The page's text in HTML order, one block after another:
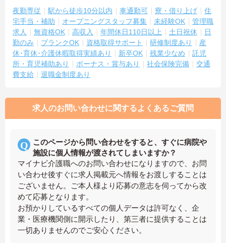
夜勤専従 駅から徒歩10分以内 車通勤可 寮・借り上げ
住
宅手当・補助
オープニングスタッフ募集 未経験OK
管理職
求人
無資格OK 高収入 年間休日110日以上 土日祝休
日
勤のみ
ブランクOK 資格取得サポート 研修制度あり
産
休･育休･介護休暇取得実績あり
新卒OK 残業少なめ
託児
所・育児補助あり
ボーナス・賞与あり 社会保険完備
交通
費支給
退職金制度あり
求人のお問い合わせに関するよくあるご質問
このページから問い合わせをすると、すぐに病院や
施設に個人情報が渡されてしまいますか？
マイナビ介護職へのお問い合わせになりますので、お問
い合わせ後すぐに求人掲載元へ情報をお渡しすることは
ございません。ご本人様より応募の意志を伺ってから改
めて応募となります。
お預かりしているすべての個人データは許可なく、企
業・医療機関側に開示したり、第三者に提供することは
一切ありませんのでご安心ください。